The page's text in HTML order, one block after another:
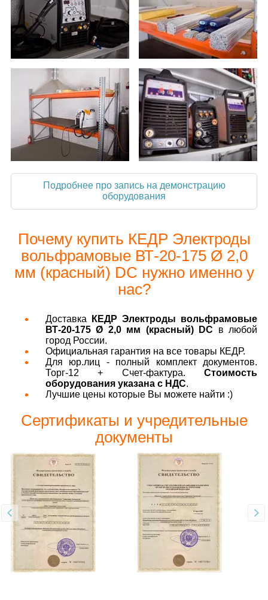
Подробнее про запись на демонстрацию
оборудования
Почему купить КЕДР Электроды
вольфрамовые ВТ-20-175 Ø 2,0
мм (красный) DC нужно именно у
нас?
Доставка
КЕДР Электроды вольфрамовые
ВТ-20-175 Ø 2,0 мм (красный) DC в любой
город России.
Официальная гарантия на все товары КЕДР.
Для юр.лиц - полный комплект документов.
Торг-12 + Счет-фактура. Стоимость
оборудования указана с НДС.
Лучшие цены которые Вы можете найти :)
Сертификаты и учредительные
документы